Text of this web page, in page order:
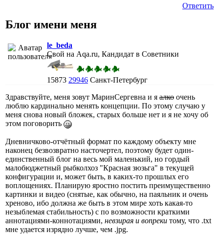
Ответить
Блог имени меня
le_beda
Свой на Aqa.ru, Кандидат в Советники
15873 29946 Санкт-Петербург
Здравствуйте, меня зовут МаринСергевна и я алко очень
люблю кардинально менять концепции. По этому случаю у
меня снова новый бложек, старых больше нет и я не хочу об
этом поговорить
Дневничково-отчётный формат по каждому объекту мне
наконец безвозвратно насточертел, поэтому будет один-
единственный блог на весь мой маленький, но гордый
малобюджетный рыбколхоз "Красная зюзьга" в текущей
конфигурации и, может быть, в каких-то прошлых его
воплощениях. Планирую яростно постить преимущественно
картинки и видео (снятые, как обычно, на паяльник и очень
хреново, ибо должна же быть в этом мире хоть какая-то
незыблемая стабильность) с по возможности краткими
аннотациями-коннотациями, невзирая и вопреки тому, что .txt
мне удается изрядно лучше, чем .jpg.